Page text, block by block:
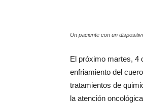
Un paciente con un
El próximo martes, 4
enfriamiento del
tratamientos de
la atención